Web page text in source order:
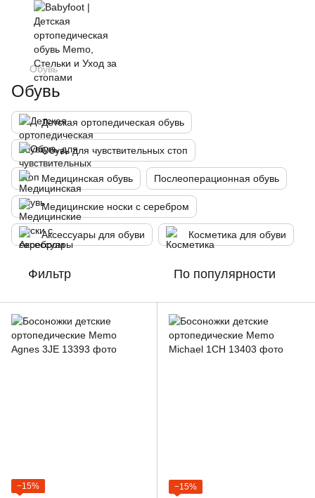
Обувь
Обувь
Детская ортопедическая обувь
Обувь для чувствительных стоп
Медицинская обувь Послеоперационная обувь
Медицинские носки с серебром
Аксессуары для обуви Косметика для обуви
Фильтр По популярности
−15%
−15%